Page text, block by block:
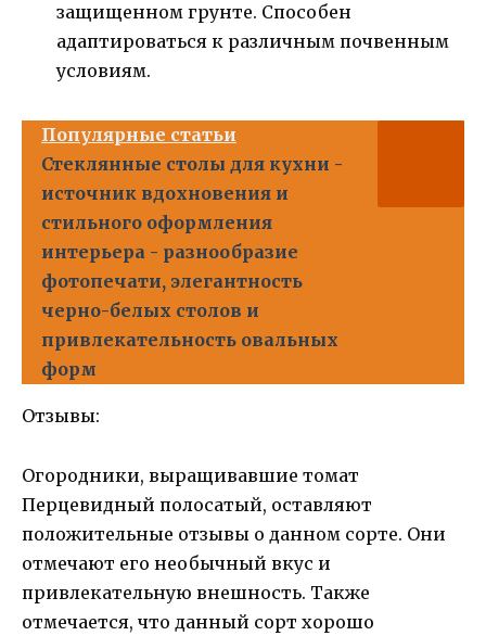
защищенном грунте. Способен
адаптироваться к различным почвенным
условиям.
Популярные статьи
Стеклянные столы для кухни -
источник вдохновения и
стильного оформления
интерьера - разнообразие
фотопечати, элегантность
черно-белых столов и
привлекательность овальных
форм
Отзывы:
Огородники, выращивавшие томат
Перцевидный полосатый, оставляют
положительные отзывы о данном сорте. Они
отмечают его необычный вкус и
привлекательную внешность. Также
отмечается, что данный сорт хорошо